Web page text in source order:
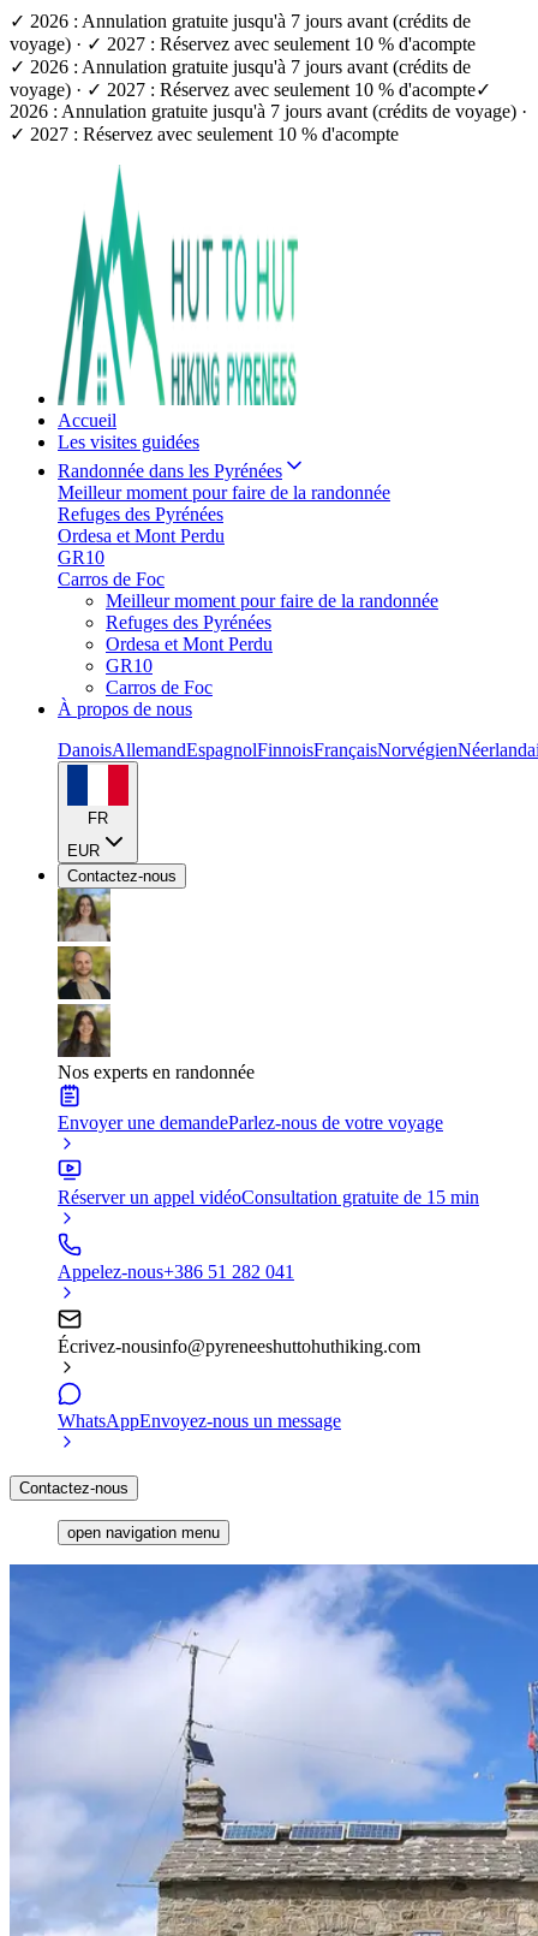
✓ 2026 : Annulation gratuite jusqu'à 7 jours avant (crédits de
voyage) · ✓ 2027 : Réservez avec seulement 10 % d'acompte
✓ 2026 : Annulation gratuite jusqu'à 7 jours avant (crédits de
voyage) · ✓ 2027 : Réservez avec seulement 10 % d'acompte✓
2026 : Annulation gratuite jusqu'à 7 jours avant (crédits de voyage) ·
✓ 2027 : Réservez avec seulement 10 % d'acompte
Accueil
Les visites guidées
Randonnée dans les Pyrénées
Meilleur moment pour faire de la randonnée
Refuges des Pyrénées
Ordesa et Mont Perdu
GR10
Carros de Foc
Meilleur moment pour faire de la randonnée
Refuges des Pyrénées
Ordesa et Mont Perdu
GR10
Carros de Foc
À propos de nous
DanoisAllemandEspagnolFinnoisFrançaisNorvégien
FR
EUR
Contactez-nous
Nos experts en randonnée
Envoyer une demandeParlez-nous de votre voyage
Réserver un appel vidéoConsultation gratuite de 15 min
Appelez-nous+386 51 282 041
Écrivez-nousinfo@pyreneeshuttohuthiking.com
WhatsAppEnvoyez-nous un message
Contactez-nous
open navigation menu